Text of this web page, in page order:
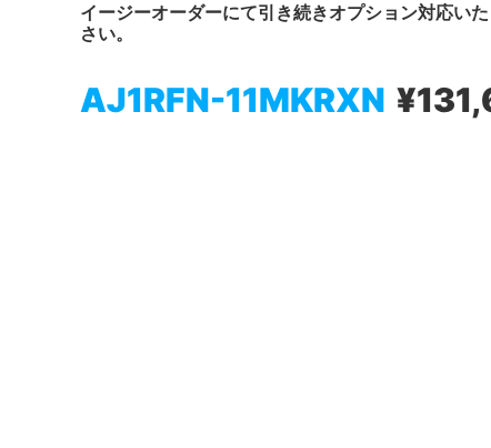
イージーオーダーにて引き続きオプション対応い
さい。
AJ1RFN-11MKRXN